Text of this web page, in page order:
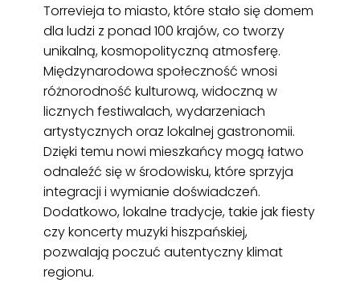
Torrevieja to miasto, które stało się domem
dla ludzi z ponad 100 krajów, co tworzy
unikalną, kosmopolityczną atmosferę.
Międzynarodowa społeczność wnosi
różnorodność kulturową, widoczną w
licznych festiwalach, wydarzeniach
artystycznych oraz lokalnej gastronomii.
Dzięki temu nowi mieszkańcy mogą łatwo
odnaleźć się w środowisku, które sprzyja
integracji i wymianie doświadczeń.
Dodatkowo, lokalne tradycje, takie jak fiesty
czy koncerty muzyki hiszpańskiej,
pozwalają poczuć autentyczny klimat
regionu.